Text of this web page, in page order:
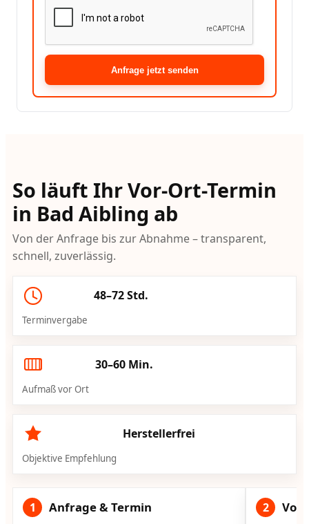
Anfrage jetzt senden
So läuft Ihr Vor-Ort-Termin
in Bad Aibling ab
Von der Anfrage bis zur Abnahme – transparent,
schnell, zuverlässig.
48–72 Std.
Terminvergabe
30–60 Min.
Aufmaß vor Ort
Herstellerfrei
Objektive Empfehlung
1 Anfrage & Termin 2